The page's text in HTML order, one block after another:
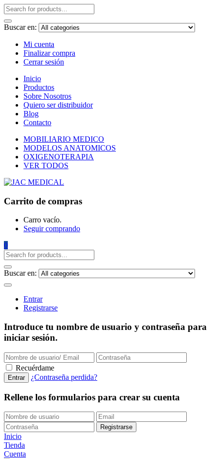
Buscar en:
Mi cuenta
Finalizar compra
Cerrar sesión
Inicio
Productos
Sobre Nosotros
Quiero ser distribuidor
Blog
Contacto
MOBILIARIO MEDICO
MODELOS ANATOMICOS
OXIGENOTERAPIA
VER TODOS
Carrito de compras
Carro vacío.
Seguir comprando
0
Buscar en:
Entrar
Registrarse
Introduce tu nombre de usuario y contraseña para
iniciar sesión.
Recuérdame
¿Contraseña perdida?
Rellene los formularios para crear su cuenta
Inicio
Tienda
Cuenta